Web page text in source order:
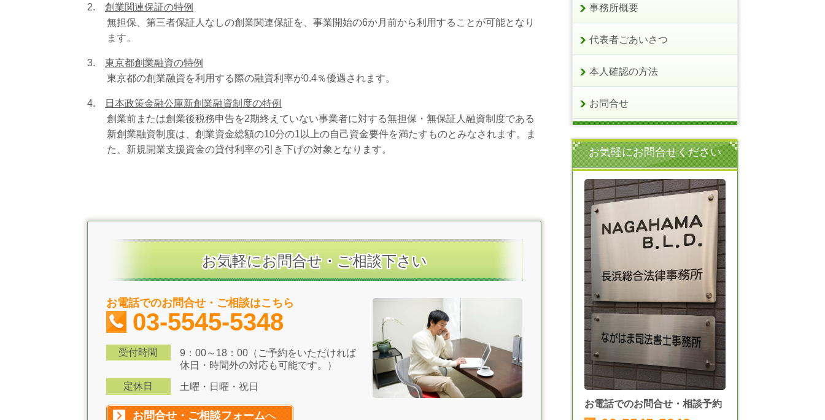
2. 創業関連保証の特例
無担保、第三者保証人なしの創業関連保証を、事業開始の6か月前から利用することが可能となり
ます。
3. 東京都創業融資の特例
東京都の創業融資を利用する際の融資利率が0.4％優遇されます。
4.
日本政策金融公庫新創業融資制度の特例
創業前または創業後税務申告を2期終えていない事業者に対する無担保・無保証人融資制度である
新創業融資制度は、創業資金総額の10分の1以上の自己資金要件を満たすものとみなされます。ま
た、新規開業支援資金の貸付利率の引き下げの対象となります。
お気軽にお問合せ・ご相談下さい
お電話でのお問合せ・ご相談はこちら
03-5545-5348
受付時間
9：00～18：00（ご予約をいただければ
休日・時間外の対応も可能です。）
定休日 土曜・日曜・祝日
お問合せ・ご相談フォームへ
事務所概要
代表者ごあいさつ
本人確認の方法
お問合せ
お気軽にお問合せください
お電話でのお問合せ・相談予約